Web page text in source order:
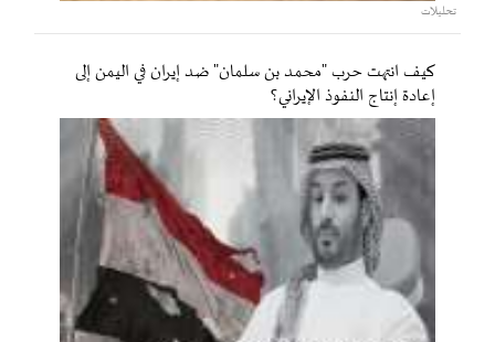
تحليلات
كيف انتهت حرب "محمد بن سلمان" ضد إيران في اليمن إلى
إعادة إنتاج النفوذ الإيراني؟